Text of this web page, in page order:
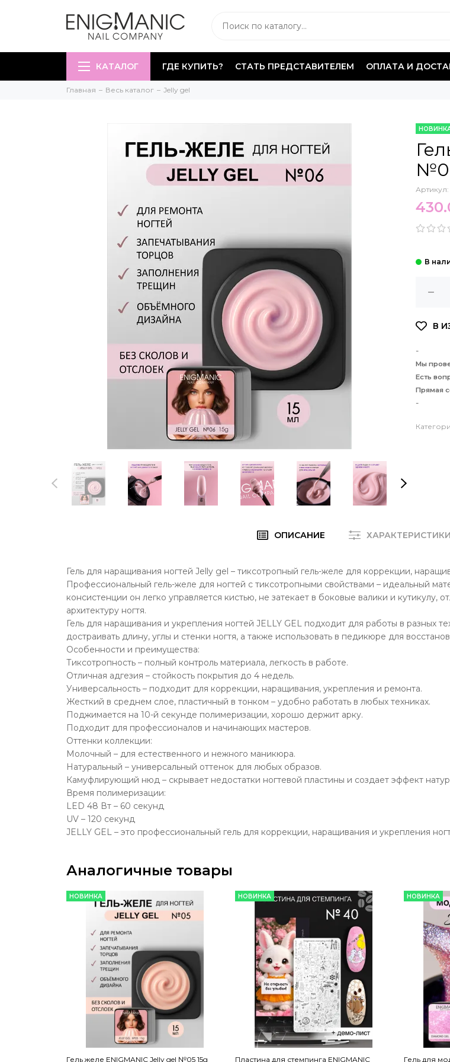
КАТАЛОГ ГДЕ КУПИТЬ? СТАТЬ ПРЕДСТАВИТЕЛЕМ ОПЛАТА И
Главная Весь каталог Jelly gel
Артикул:
-
Мы
Есть
Прямая
-
ОПИСАНИЕ ХАРАКТЕРИСТИКИ
Гель для наращивания ногтей Jelly gel – тиксотропный гель-желе для коррекции,
Профессиональный гель-желе для ногтей с тиксотропными свойствами – идеальный
консистенции он легко управляется кистью, не затекает в боковые валики и кутикулу,
архитектуру ногтя.
Гель для наращивания и укрепления ногтей JELLY GEL подходит для работы в разных
достраивать длину, углы и стенки ногтя, а также использовать в педикюре для
Особенности и преимущества:
Тиксотропность – полный контроль материала, легкость в работе.
Отличная адгезия – стойкость покрытия до 4 недель.
Универсальность – подходит для коррекции, наращивания, укрепления и ремонта.
Жесткий в среднем слое, пластичный в тонком – удобно работать в любых техниках.
Поджимается на 10-й секунде полимеризации, хорошо держит арку.
Подходит для профессионалов и начинающих мастеров.
Оттенки коллекции:
Молочный – для естественного и нежного маникюра.
Натуральный – универсальный оттенок для любых образов.
Камуфлирующий нюд – скрывает недостатки ногтевой пластины и создает эффект
Время полимеризации:
LED 48 Вт – 60 секунд
UV – 120 секунд
JELLY GEL – это профессиональный гель для коррекции, наращивания и укрепления
Аналогичные товары
НОВИНКА
Гель желе ENIGMANIC Jelly gel №05 15g
НОВИНКА
Пластина для стемпинга ENIGMANIC
НОВИНКА
Гель для